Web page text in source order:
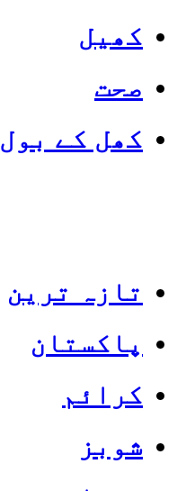
کھیل
صحت
کھل کے بول
تازہ ترین
پاکستان
کرائم
شوبز
Categories
Top News